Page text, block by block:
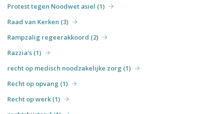
Protest tegen Noodwet asiel (1)
Raad van Kerken (3)
Rampzalig regeerakkoord (2)
Razzia's (1)
recht op medisch noodzakelijke zorg (1)
Recht op opvang (1)
Recht op werk (1)